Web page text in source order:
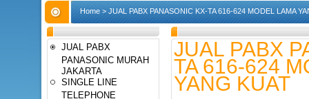
Home> JUAL PABX PANASONIC KX-TA 616-624 MODEL LAMA
JUAL PABX
PANASONIC MURAH
JAKARTA
SINGLE LINE
TELEPHONE
JUAL PABX
TA 616-624
YANG KUAT